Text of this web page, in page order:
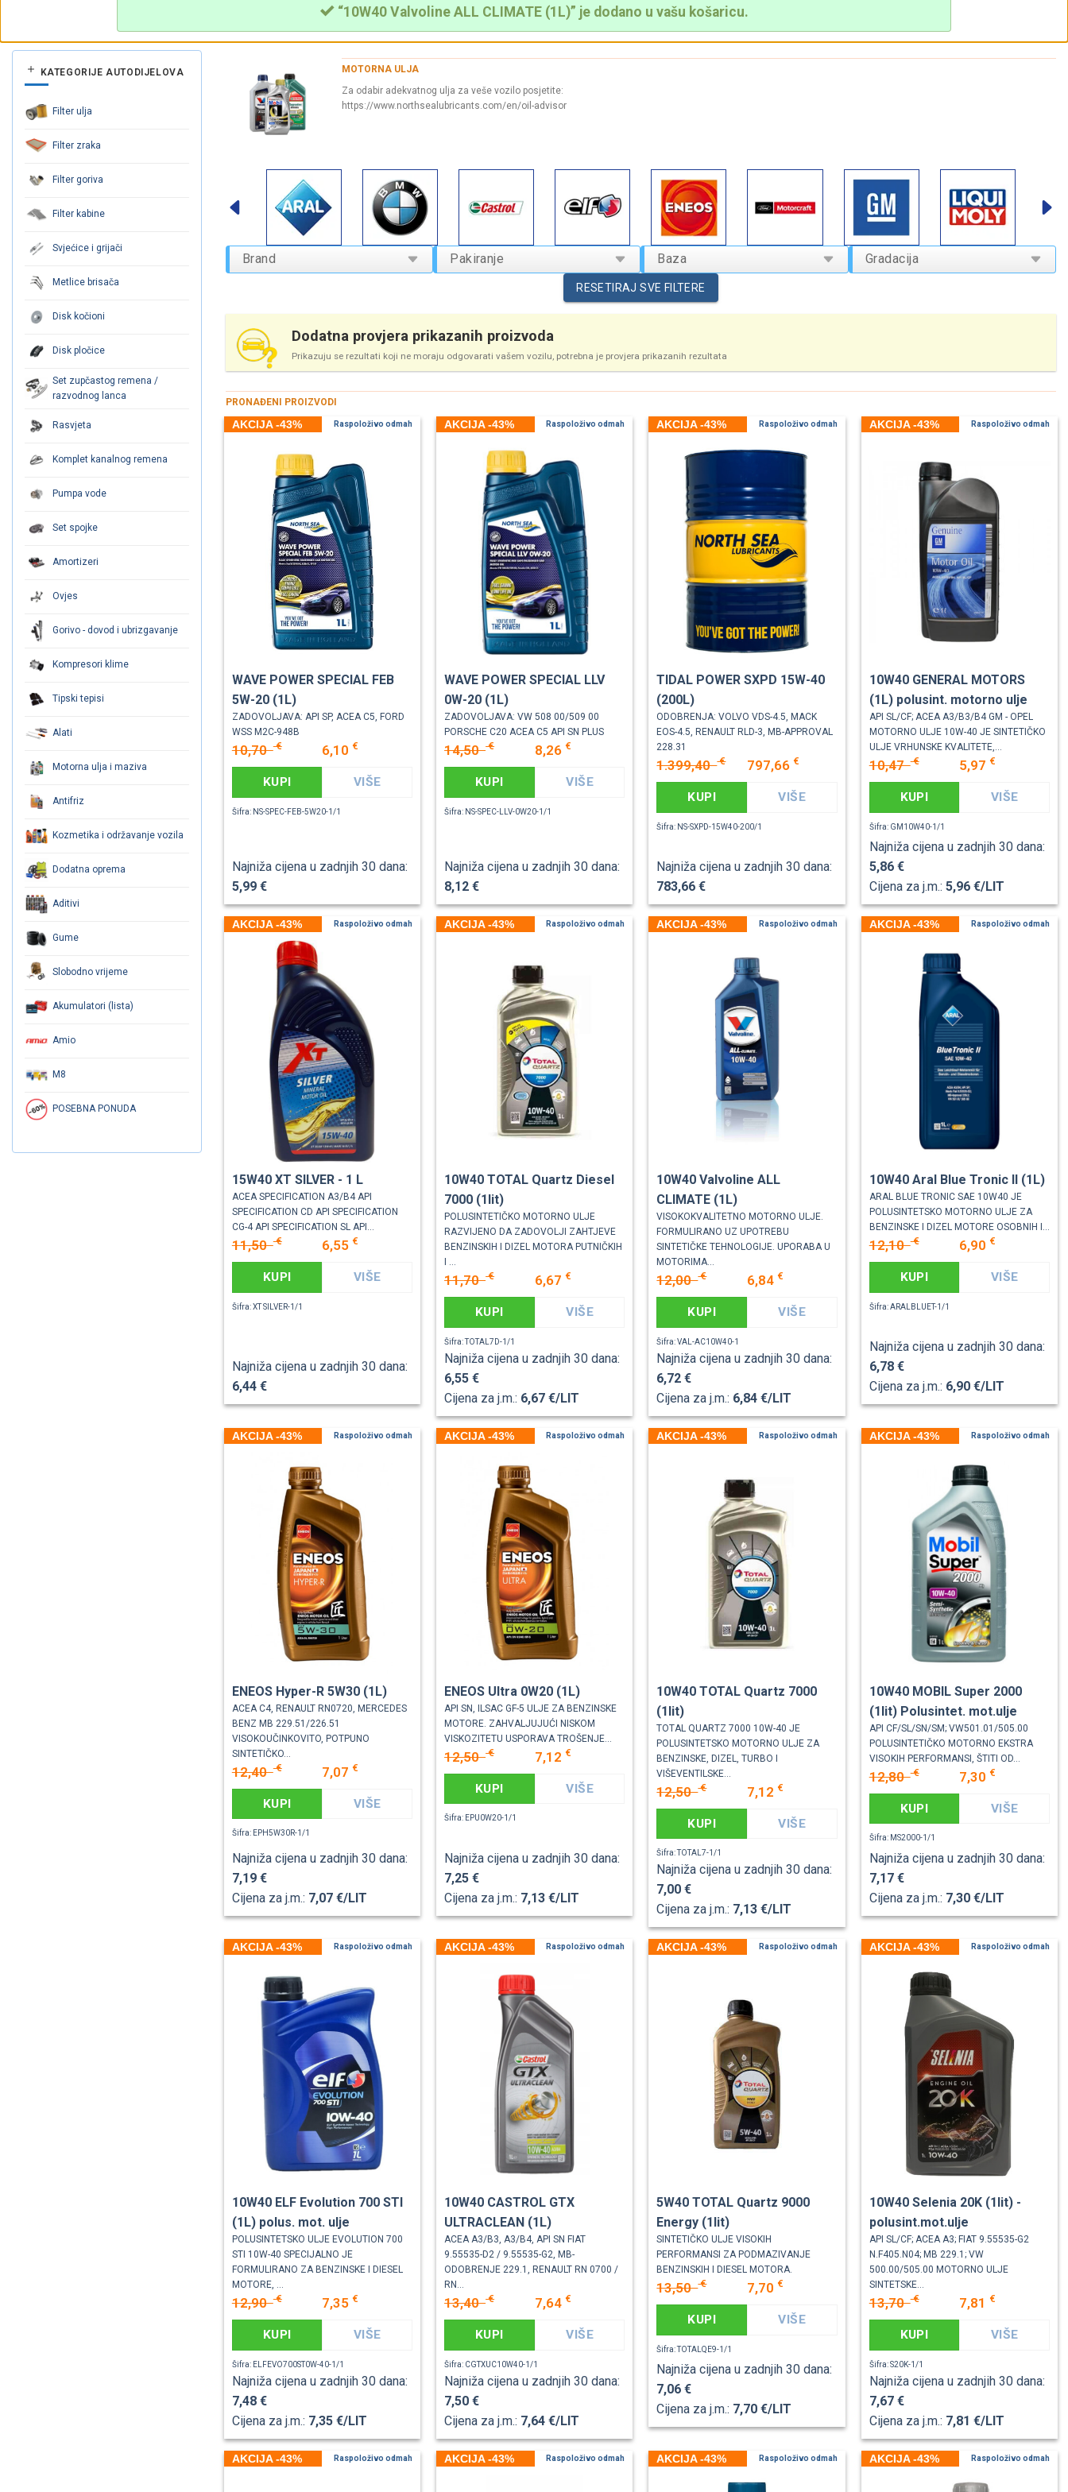
“10W40 Valvoline ALL CLIMATE (1L)” je dodano u vašu košaricu.
KATEGORIJE AUTODIJELOVA
Filter ulja
Filter zraka
Filter goriva
Filter kabine
Svjećice i grijači
Metlice brisača
Disk kočioni
Disk pločice
Set zupčastog remena /
razvodnog lanca
Rasvjeta
Komplet kanalnog remena
Pumpa vode
Set spojke
Amortizeri
Ovjes
Gorivo - dovod i ubrizgavanje
Kompresori klime
Tipski tepisi
Alati
Motorna ulja i maziva
Antifriz
Kozmetika i održavanje vozila
Dodatna oprema
Aditivi
Gume
Slobodno vrijeme
Akumulatori (lista)
Amio
M8
POSEBNA PONUDA
MOTORNA ULJA
Za odabir adekvatnog ulja za veše vozilo posjetite:
https://www.northsealubricants.com/en/oil-advisor
Brand Pakiranje Baza Gradacija
RESETIRAJ SVE FILTERE
Dodatna provjera prikazanih proizvoda
Prikazuju se rezultati koji ne moraju odgovarati vašem vozilu, potrebna je provjera prikazanih rezultata
PRONAĐENI PROIZVODI
AKCIJA -43% Raspoloživo odmah
WAVE POWER SPECIAL FEB
5W-20 (1L)
ZADOVOLJAVA: API SP, ACEA C5, FORD
WSS M2C-948B
10,70€ 6,10 €
KUPI VIŠE
Šifra: NS-SPEC-FEB-5W20-1/1
Najniža cijena u zadnjih 30 dana:
5,99 €
AKCIJA -43% Raspoloživo odmah
WAVE POWER SPECIAL LLV
0W-20 (1L)
ZADOVOLJAVA: VW 508 00/509 00
PORSCHE C20 ACEA C5 API SN PLUS
14,50€ 8,26 €
KUPI VIŠE
Šifra: NS-SPEC-LLV-0W20-1/1
Najniža cijena u zadnjih 30 dana:
8,12 €
AKCIJA -43% Raspoloživo odmah
TIDAL POWER SXPD 15W-40
(200L)
ODOBRENJA: VOLVO VDS-4.5, MACK
EOS-4.5, RENAULT RLD-3, MB-APPROVAL
228.31
1.399,40€ 797,66 €
KUPI VIŠE
Šifra: NS-SXPD-15W40-200/1
Najniža cijena u zadnjih 30 dana:
783,66 €
AKCIJA -43% Raspoloživo odmah
10W40 GENERAL MOTORS
(1L) polusint. motorno ulje
API SL/CF; ACEA A3/B3/B4 GM - OPEL
MOTORNO ULJE 10W-40 JE SINTETIČKO
ULJE VRHUNSKE KVALITETE,...
10,47€ 5,97 €
KUPI VIŠE
Šifra: GM10W40-1/1
Najniža cijena u zadnjih 30 dana:
5,86 €
Cijena za j.m.: 5,96 €/LIT
AKCIJA -43% Raspoloživo odmah
15W40 XT SILVER - 1 L
ACEA SPECIFICATION A3/B4 API
SPECIFICATION CD API SPECIFICATION
CG-4 API SPECIFICATION SL API...
11,50€ 6,55 €
KUPI VIŠE
Šifra: XT SILVER-1/1
Najniža cijena u zadnjih 30 dana:
6,44 €
AKCIJA -43% Raspoloživo odmah
10W40 TOTAL Quartz Diesel
7000 (1lit)
POLUSINTETIČKO MOTORNO ULJE
RAZVIJENO DA ZADOVOLJI ZAHTJEVE
BENZINSKIH I DIZEL MOTORA PUTNIČKIH
I ...
11,70€ 6,67 €
KUPI VIŠE
Šifra: TOTAL7D-1/1
Najniža cijena u zadnjih 30 dana:
6,55 €
Cijena za j.m.: 6,67 €/LIT
AKCIJA -43% Raspoloživo odmah
10W40 Valvoline ALL
CLIMATE (1L)
VISOKOKVALITETNO MOTORNO ULJE.
FORMULIRANO UZ UPOTREBU
SINTETIČKE TEHNOLOGIJE. UPORABA U
MOTORIMA...
12,00€ 6,84 €
KUPI VIŠE
Šifra: VAL-AC10W40-1
Najniža cijena u zadnjih 30 dana:
6,72 €
Cijena za j.m.: 6,84 €/LIT
AKCIJA -43% Raspoloživo odmah
10W40 Aral Blue Tronic II (1L)
ARAL BLUE TRONIC SAE 10W40 JE
POLUSINTETSKO MOTORNO ULJE ZA
BENZINSKE I DIZEL MOTORE OSOBNIH I...
12,10€ 6,90 €
KUPI VIŠE
Šifra: ARALBLUET-1/1
Najniža cijena u zadnjih 30 dana:
6,78 €
Cijena za j.m.: 6,90 €/LIT
AKCIJA -43% Raspoloživo odmah
ENEOS Hyper-R 5W30 (1L)
ACEA C4, RENAULT RN0720, MERCEDES
BENZ MB 229.51/226.51
VISOKOUČINKOVITO, POTPUNO
SINTETIČKO...
12,40€ 7,07 €
KUPI VIŠE
Šifra: EPH5W30R-1/1
Najniža cijena u zadnjih 30 dana:
7,19 €
Cijena za j.m.: 7,07 €/LIT
AKCIJA -43% Raspoloživo odmah
ENEOS Ultra 0W20 (1L)
API SN, ILSAC GF-5 ULJE ZA BENZINSKE
MOTORE. ZAHVALJUJUĆI NISKOM
VISKOZITETU USPORAVA TROŠENJE...
12,50€ 7,12 €
KUPI VIŠE
Šifra: EPU0W20-1/1
Najniža cijena u zadnjih 30 dana:
7,25 €
Cijena za j.m.: 7,13 €/LIT
AKCIJA -43% Raspoloživo odmah
10W40 TOTAL Quartz 7000
(1lit)
TOTAL QUARTZ 7000 10W-40 JE
POLUSINTETSKO MOTORNO ULJE ZA
BENZINSKE, DIZEL, TURBO I
VIŠEVENTILSKE...
12,50€ 7,12 €
KUPI VIŠE
Šifra: TOTAL7-1/1
Najniža cijena u zadnjih 30 dana:
7,00 €
Cijena za j.m.: 7,13 €/LIT
AKCIJA -43% Raspoloživo odmah
10W40 MOBIL Super 2000
(1lit) Polusintet. mot.ulje
API CF/SL/SN/SM; VW501.01/505.00
POLUSINTETIČKO MOTORNO EKSTRA
VISOKIH PERFORMANSI, ŠTITI OD...
12,80€ 7,30 €
KUPI VIŠE
Šifra: MS2000-1/1
Najniža cijena u zadnjih 30 dana:
7,17 €
Cijena za j.m.: 7,30 €/LIT
AKCIJA -43% Raspoloživo odmah
10W40 ELF Evolution 700 STI
(1L) polus. mot. ulje
POLUSINTETSKO ULJE EVOLUTION 700
STI 10W-40 SPECIJALNO JE
FORMULIRANO ZA BENZINSKE I DIESEL
MOTORE, ...
12,90€ 7,35 €
KUPI VIŠE
Šifra: ELFEVO700ST0W-40-1/1
Najniža cijena u zadnjih 30 dana:
7,48 €
Cijena za j.m.: 7,35 €/LIT
AKCIJA -43% Raspoloživo odmah
10W40 CASTROL GTX
ULTRACLEAN (1L)
ACEA A3/B3, A3/B4, API SN FIAT
9.55535-D2 / 9.55535-G2, MB-
ODOBRENJE 229.1, RENAULT RN 0700 /
RN...
13,40€ 7,64 €
KUPI VIŠE
Šifra: CGTXUC10W40-1/1
Najniža cijena u zadnjih 30 dana:
7,50 €
Cijena za j.m.: 7,64 €/LIT
AKCIJA -43% Raspoloživo odmah
5W40 TOTAL Quartz 9000
Energy (1lit)
SINTETIČKO ULJE VISOKIH
PERFORMANSI ZA PODMAZIVANJE
BENZINSKIH I DIESEL MOTORA.
13,50€ 7,70 €
KUPI VIŠE
Šifra: TOTALQE9-1/1
Najniža cijena u zadnjih 30 dana:
7,06 €
Cijena za j.m.: 7,70 €/LIT
AKCIJA -43% Raspoloživo odmah
10W40 Selenia 20K (1lit) -
polusint.mot.ulje
API SL/CF; ACEA A3; FIAT 9.55535-G2
N.F405.N04; MB 229.1; VW
500.00/505.00 MOTORNO ULJE
SINTETSKE...
13,70€ 7,81 €
KUPI VIŠE
Šifra: S20K-1/1
Najniža cijena u zadnjih 30 dana:
7,67 €
Cijena za j.m.: 7,81 €/LIT
AKCIJA -43% Raspoloživo odmah AKCIJA -43% Raspoloživo odmah AKCIJA -43% Raspoloživo odmah AKCIJA -43% Raspoloživo odmah